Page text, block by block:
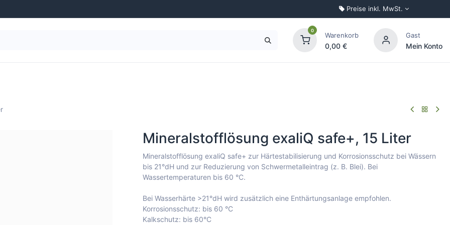
Preise inkl. MwSt.
0
Warenkorb
0,00 €
Gast
Mein Konto
Mineralstofflösung exaliQ safe+, 15 Liter
Mineralstofflösung exaliQ safe+ zur Härtestabilisierung und Korrosionsschutz bei Wässern
bis 21°dH und zur Reduzierung von Schwermetalleintrag (z. B. Blei). Bei
Wassertemperaturen bis 60 °C.
Bei Wasserhärte >21°dH wird zusätzlich eine Enthärtungsanlage empfohlen.
Korrosionsschutz: bis 60 °C
Kalkschutz: bis 60°C